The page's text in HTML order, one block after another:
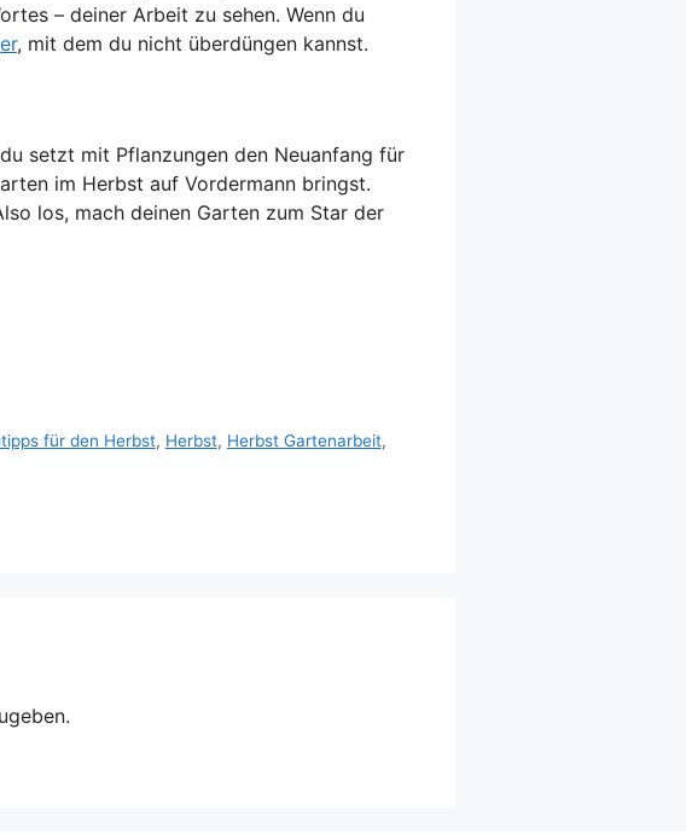
– deiner Arbeit zu sehen. Wenn du
, mit dem du nicht überdüngen kannst.
setzt mit Pflanzungen den Neuanfang für
im Herbst auf Vordermann bringst.
los, mach deinen Garten zum Star der
für den Herbst, Herbst, Herbst Gartenarbeit,